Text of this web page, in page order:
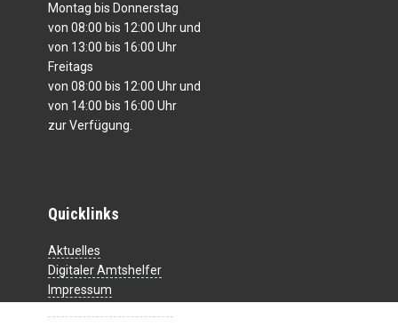
Montag bis Donnerstag
von 08:00 bis 12:00 Uhr und
von 13:00 bis 16:00 Uhr
Freitags
von 08:00 bis 12:00 Uhr und
von 14:00 bis 16:00 Uhr
zur Verfügung.
Quicklinks
Aktuelles
Digitaler Amtshelfer
Impressum